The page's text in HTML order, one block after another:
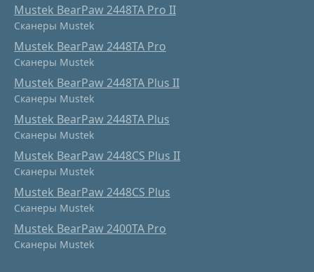
Mustek BearPaw 2448TA Pro II
Сканеры Mustek
Mustek BearPaw 2448TA Pro
Сканеры Mustek
Mustek BearPaw 2448TA Plus II
Сканеры Mustek
Mustek BearPaw 2448TA Plus
Сканеры Mustek
Mustek BearPaw 2448CS Plus II
Сканеры Mustek
Mustek BearPaw 2448CS Plus
Сканеры Mustek
Mustek BearPaw 2400TA Pro
Сканеры Mustek